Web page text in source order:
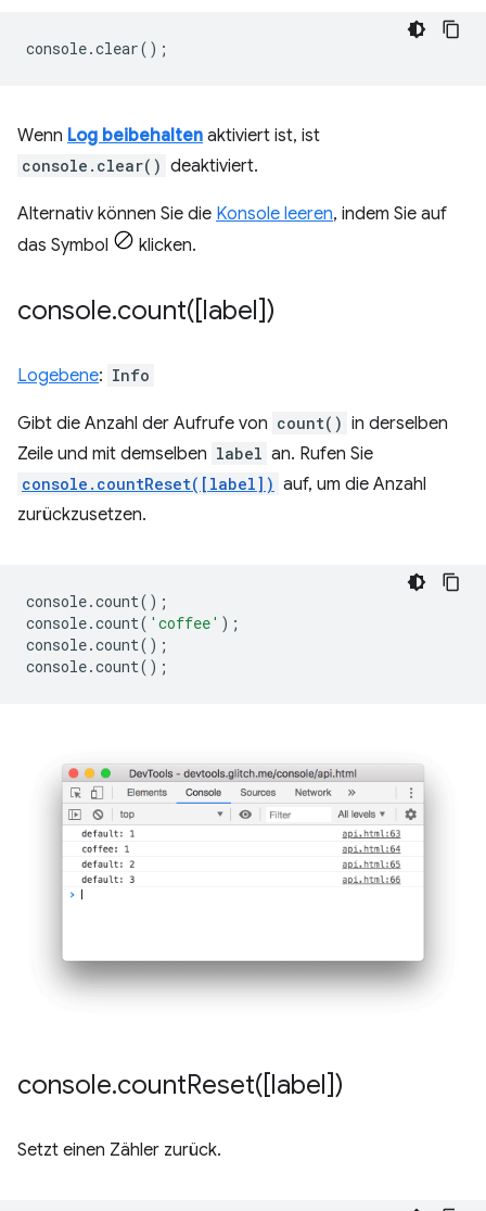
console.clear();
Wenn Log beibehalten aktiviert ist, ist
console.clear() deaktiviert.
Alternativ können Sie die Konsole leeren, indem Sie auf
das Symbol
klicken.
console.count([label])
Logebene: Info
Gibt die Anzahl der Aufrufe von count() in derselben
Zeile und mit demselben label an. Rufen Sie
console.countReset([label]) auf, um die Anzahl
zurückzusetzen.
console.count();
console.count( 'coffee' );
console.count();
console.count();
console.countReset([label])
Setzt einen Zähler zurück.